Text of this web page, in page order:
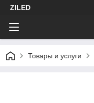
ZILED
Товары и услуги